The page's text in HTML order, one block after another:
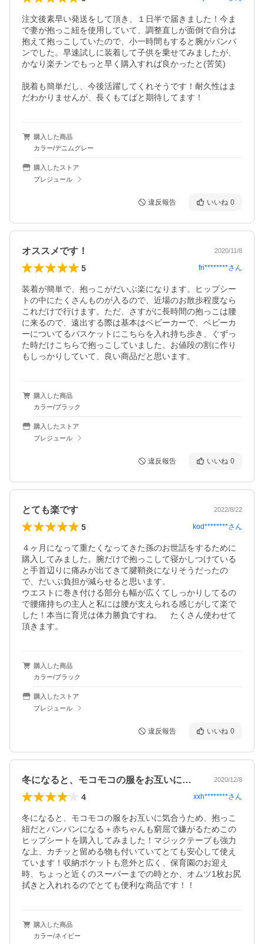
注文後素早い発送をして頂き、１日半で届きました！今ま
で妻が抱っこ紐を使用していて、調整直しが面倒で自分は
抱えて抱っこしていたので、小一時間もすると腕がパンパ
ンでした。早速試しに装着して子供を乗せてみましたが、
かなり楽チンでもっと早く購入すれば良かったと(苦笑)
脱着も簡単だし、今後活躍してくれそうです！耐久性はま
だわかりませんが、長くもてばと期待してます！
購入した商品
カラー/デニムグレー
購入したストア
プレジュール
違反報告 いいね 0
オススメです！ 2020/11/8
5 fri********さん
装着が簡単で、抱っこがだいぶ楽になります。ヒップシー
トの中にたくさんものが入るので、近場のお散歩程度なら
これだけで行けます。ただ、さすがに長時間の抱っこは腰
に来るので、遠出する際は基本はベビーカーで、ベビーカ
ーについてるバスケットにこちらを入れ持ち歩き、ぐずっ
た時だけこちらで抱っこしていました。お値段の割に作り
もしっかりしていて、良い商品だと思います。
購入した商品
カラー/ブラック
購入したストア
プレジュール
違反報告 いいね 0
とても楽です 2022/8/22
5 kod********さん
４ヶ月になって重たくなってきた孫のお世話をするために
購入してみました。腕だけで抱っこして寝かしつけている
と手首辺りに痛みが出てきて腱鞘炎になりそうだったの
で、だいぶ負担が減らせると思います。
ウエストに巻き付ける部分も幅が広くてしっかりしてるの
で腰痛持ちの主人と私には腰が支えられる感じがして楽で
した！本当に育児は体力勝負ですね。　たくさん使わせて
頂きます。
購入した商品
カラー/ブラック
購入したストア
プレジュール
違反報告 いいね 0
冬になると、モコモコの服をお互いに気合… 2020/12/8
4 xxh********さん
冬になると、モコモコの服をお互いに気合うため、抱っこ
紐だとパンパンになる＋赤ちゃんも窮屈で嫌がるためこの
ヒップシートを購入してみました！マジックテープも強力
な上、カチッと留める物も付いていてとても安心して使え
ています！収納ポケットも意外と広く、保育園のお迎え
時、ちょっと近くのスーパーまでの時とか、オムツ1枚お尻
拭きと入れれるのでとても便利な商品です！！
購入した商品
カラー/ネイビー